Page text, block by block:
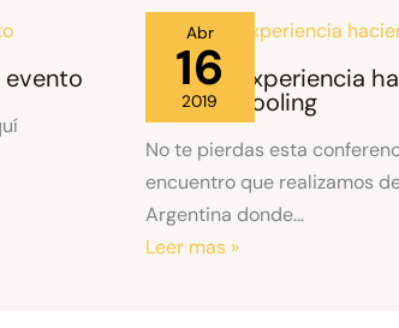
evento
Abr
16
2019
Nuestra Experiencia
Homeschooling
No te pierdas esta
encuentro que realizamos
Argentina donde…
Leer mas »